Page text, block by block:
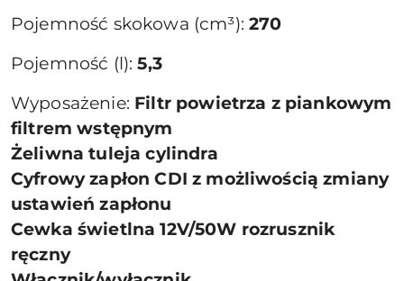
Pojemność skokowa (cm³): 270
Pojemność (l):5,3
Wyposażenie: Filtr powietrza z piankowym
filtrem wstępnym
Żeliwna tuleja cylindra
Cyfrowy zapłon CDI z możliwością zmiany
ustawień zapłonu
Cewka świetlna 12V/50W rozrusznik
ręczny